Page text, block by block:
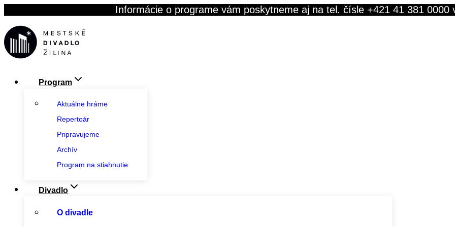
content
Informácie o programe vám poskytneme aj na tel. čísle +421 41 381 0000
Program
Aktuálne hráme
Repertoár
Pripravujeme
Archív
Program na stiahnutie
Divadlo
O divadle